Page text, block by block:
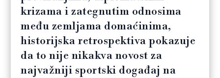
krizama i zategnutim odnosima
među zemljama domaćinima,
historijska retrospektiva pokazuje
da to nije nikakva novost za
najvažniji sportski događaj na